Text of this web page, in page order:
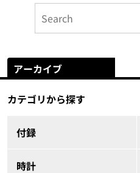
アーカイブ
カテゴリから探す
付録
時計